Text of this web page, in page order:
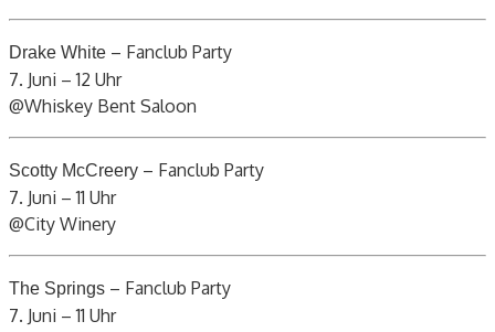
Drake White – Fanclub Party
7. Juni – 12 Uhr
@Whiskey Bent Saloon
Scotty McCreery – Fanclub Party
7. Juni – 11 Uhr
@City Winery
The Springs – Fanclub Party
7. Juni – 11 Uhr